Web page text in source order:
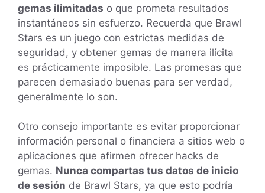
gemas ilimitadas o que prometa resultados
instantáneos sin esfuerzo. Recuerda que Brawl
Stars es un juego con estrictas medidas de
seguridad, y obtener gemas de manera ilícita
es prácticamente imposible. Las promesas que
parecen demasiado buenas para ser verdad,
generalmente lo son.
Otro consejo importante es evitar proporcionar
información personal o financiera a sitios web o
aplicaciones que afirmen ofrecer hacks de
gemas. Nunca compartas tus datos de inicio
de sesión de Brawl Stars, ya que esto podría